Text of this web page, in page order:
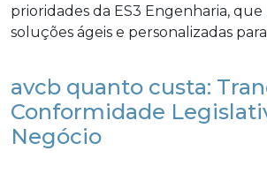
prioridades da ES3 Engenharia,
soluções ágeis e personalizadas
avcb quanto custa:
Conformidade
Negócio